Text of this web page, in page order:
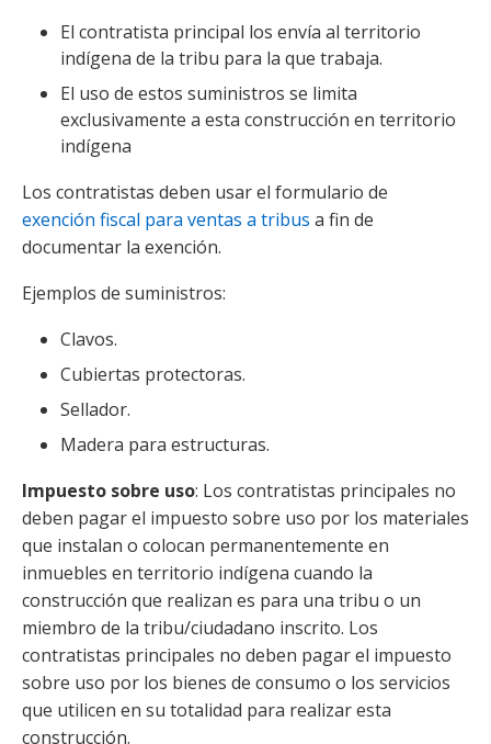
El contratista principal los envía al territorio
indígena de la tribu para la que trabaja.
El uso de estos suministros se limita
exclusivamente a esta construcción en territorio
indígena
Los contratistas deben usar el formulario de
exención fiscal para ventas a tribus a fin de
documentar la exención.
Ejemplos de suministros:
Clavos.
Cubiertas protectoras.
Sellador.
Madera para estructuras.
Impuesto sobre uso: Los contratistas principales no
deben pagar el impuesto sobre uso por los materiales
que instalan o colocan permanentemente en
inmuebles en territorio indígena cuando la
construcción que realizan es para una tribu o un
miembro de la tribu/ciudadano inscrito. Los
contratistas principales no deben pagar el impuesto
sobre uso por los bienes de consumo o los servicios
que utilicen en su totalidad para realizar esta
construcción.